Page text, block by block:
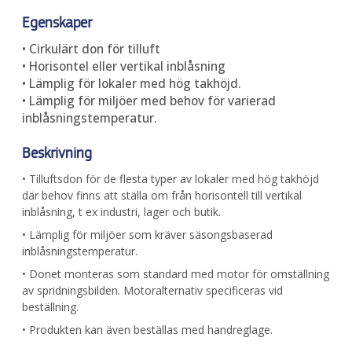
Egenskaper
• Cirkulärt don för tilluft
• Horisontel eller vertikal inblåsning
• Lämplig för lokaler med hög takhöjd.
• Lämplig för miljöer med behov för varierad
inblåsningstemperatur.
Beskrivning
• Tilluftsdon för de flesta typer av lokaler med hög takhöjd
där behov finns att ställa om från horisontell till vertikal
inblåsning, t ex industri, lager och butik.
• Lämplig för miljöer som kräver säsongsbaserad
inblåsningstemperatur.
• Donet monteras som standard med motor för omställning
av spridningsbilden. Motoralternativ specificeras vid
beställning.
• Produkten kan även beställas med handreglage.